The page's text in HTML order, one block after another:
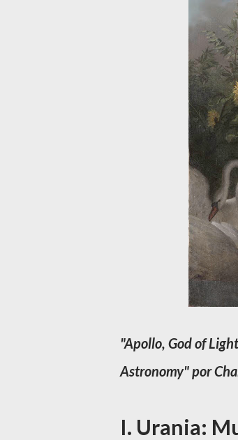
"Apollo, God of
Astronomy"por
I. Urania: